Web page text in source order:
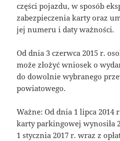
części pojazdu, w sposób
zabezpieczenia karty oraz
jej numeru i daty ważności.
Od dnia 3 czerwca 2015 r.
może złożyć wniosek o
do dowolnie wybranego
powiatowego.
Ważne: Od dnia 1 lipca 2014
karty parkingowej wynosiła
1 stycznia 2017 r. wraz z